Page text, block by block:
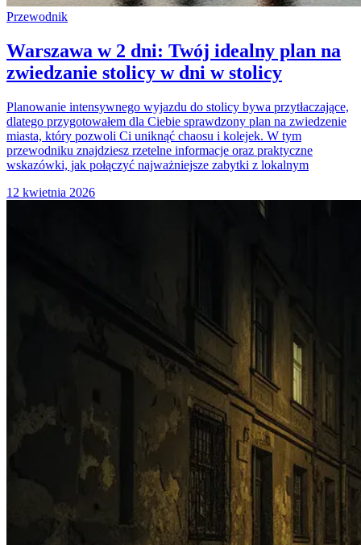
Przewodnik
Warszawa w 2 dni: Twój idealny plan na
zwiedzanie stolicy w dni w stolicy
Planowanie intensywnego wyjazdu do stolicy bywa przytłaczające,
dlatego przygotowałem dla Ciebie sprawdzony plan na zwiedzenie
miasta, który pozwoli Ci uniknąć chaosu i kolejek. W tym
przewodniku znajdziesz rzetelne informacje oraz praktyczne
wskazówki, jak połączyć najważniejsze zabytki z lokalnym
12 kwietnia 2026